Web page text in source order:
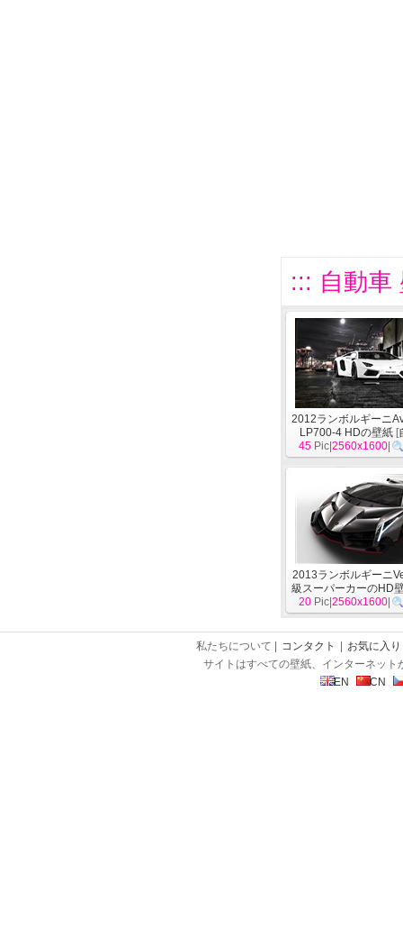
::: 自動車
2012ランボルギーニ
LP700-4 HDの壁紙 [
45 Pic| 2560x1600
2013ランボルギーニ
級スーパーカーのHD
車]
20 Pic| 2560x1600
私たちについて | コンタクト
お気に入り
サイトはすべての壁紙、インターネッ
EN
CN